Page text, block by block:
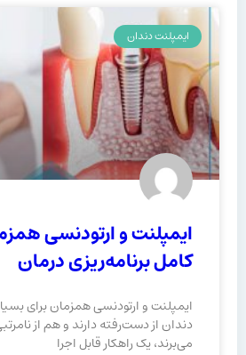
ایمپلنت دندان
ایمپلنت و ارتودنسی
کامل برنامه‌ریزی درمان
ایمپلنت و ارتودنسی همزمان برای
دندان از دست‌رفته دارند و هم از
می‌برند، یک راهکار قابل اجرا